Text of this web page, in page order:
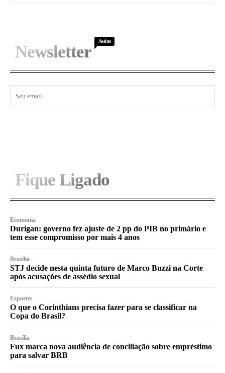
Newsletter
Assine
Fique Ligado
Economia
Durigan: governo fez ajuste de 2 pp do PIB no primário e
tem esse compromisso por mais 4 anos
Brasília
STJ decide nesta quinta futuro de Marco Buzzi na Corte
após acusações de assédio sexual
Esportes
O que o Corinthians precisa fazer para se classificar na
Copa do Brasil?
Brasília
Fux marca nova audiência de conciliação sobre empréstimo
para salvar BRB